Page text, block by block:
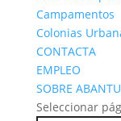
Campamentos
Colonias
CONTACTA
EMPLEO
SOBRE ABANTU
Seleccionar